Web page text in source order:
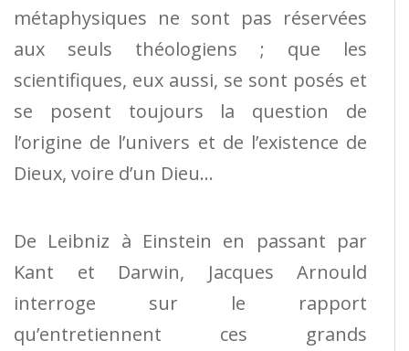
métaphysiques ne sont pas réservées
aux seuls théologiens ; que les
scientifiques, eux aussi, se sont posés et
se posent toujours la question de
l’origine de l’univers et de l’existence de
Dieux, voire d’un Dieu…
De Leibniz à Einstein en passant par
Kant et Darwin, Jacques Arnould
interroge sur le rapport
qu’entretiennent ces grands